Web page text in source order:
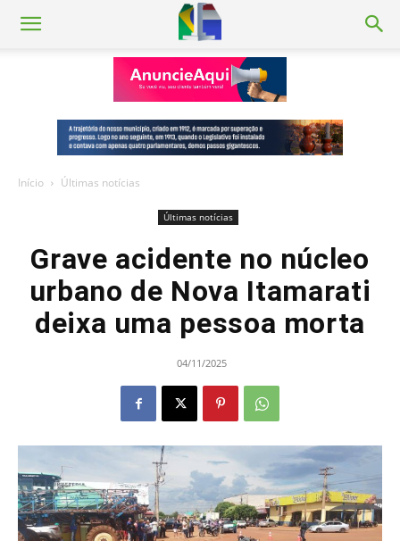
Início Últimas notícias
Últimas notícias
Grave acidente no núcleo
urbano de Nova Itamarati
deixa uma pessoa morta
04/11/2025